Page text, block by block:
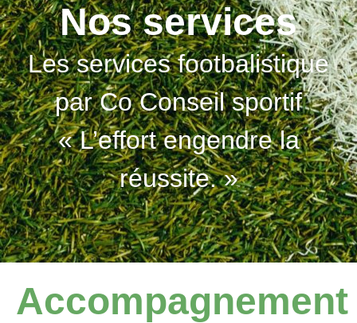
Nos services
Les services footbalistique
par Co Conseil sportif
« L’effort engendre la
réussite. »
Accompagnement